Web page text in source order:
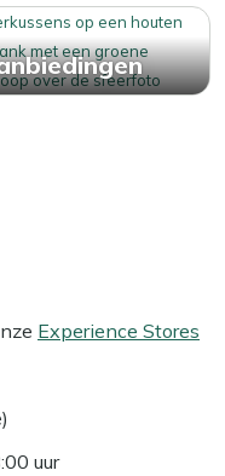
Experience Stores
uur